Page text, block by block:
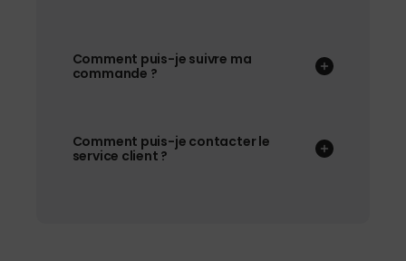
Comment puis-je suivre ma
commande ?
Comment puis-je contacter le
service client ?